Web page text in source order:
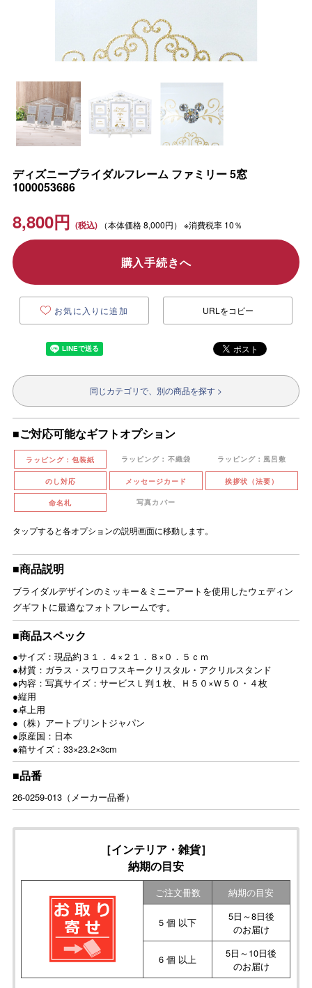
ディズニーブライダルフレーム ファミリー 5窓
1000053686
8,800円 （本体価格8,000円） ※消費税率 10％
購入手続きへ
お気に入りに追加 URLをコピー
同じカテゴリで、別の商品を探す >
■ご対応可能なギフトオプション
ラッピング：包装紙 ラッピング：不織袋 ラッピング：風呂敷
のし対応 メッセージカード 挨拶状（法要）
命名札 写真カバー
タップすると各オプションの説明画面に移動します。
■商品説明
ブライダルデザインのミッキー＆ミニーアートを使用したウェディン
グギフトに最適なフォトフレームです。
■商品スペック
●サイズ：現品約３１．４×２１．８×０．５ｃｍ
●材質：ガラス・スワロフスキークリスタル・アクリルスタンド
●内容：写真サイズ：サービスＬ判１枚、Ｈ５０×Ｗ５０・４枚
●縦用
●卓上用
●（株）アートプリントジャパン
●原産国：日本
●箱サイズ：33×23.2×3cm
■品番
26-0259-013（メーカー品番）
［インテリア・雑貨］
納期の目安
ご注文冊数 納期の目安
5 個 以下
5日～8日後
のお届け
6 個 以上
5日～10日後
のお届け